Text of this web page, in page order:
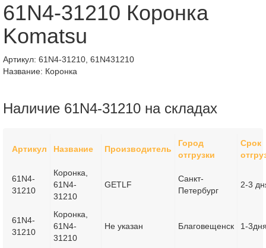
61N4-31210 Коронка
Komatsu
Артикул: 61N4-31210, 61N431210
Название: Коронка
Наличие 61N4-31210 на складах
Артикул Название Производитель
Город
отгрузки
Срок
61N4-
31210
Коронка,
61N4-
31210
GETLF
Санкт-
Петербург
2-3
61N4-
31210
Коронка,
61N4-
31210
Не указан Благовещенск 1-